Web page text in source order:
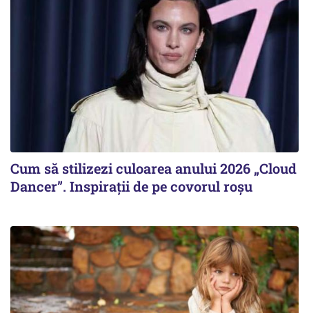
Cum să stilizezi culoarea anului 2026 „Cloud
Dancer”. Inspirații de pe covorul roșu